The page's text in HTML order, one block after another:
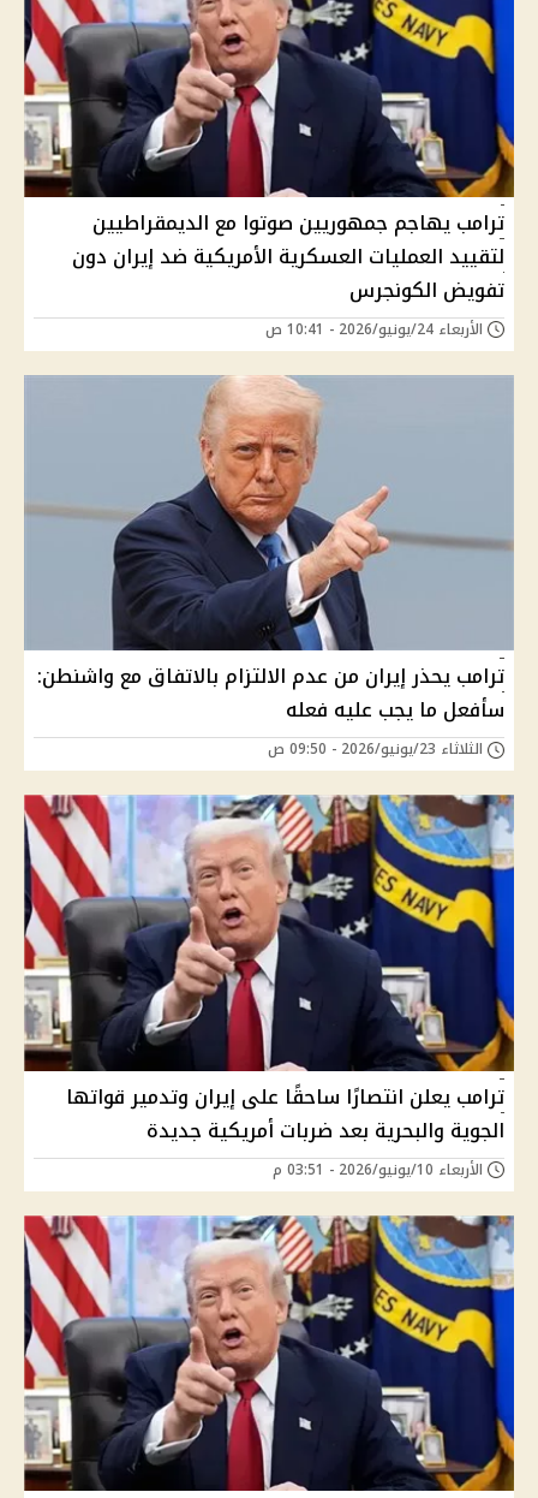
ترامب يهاجم جمهوريين صوتوا مع الديمقراطيين
لتقييد العمليات العسكرية الأمريكية ضد إيران دون
تفويض الكونجرس
الأربعاء 24/يونيو/2026 - 10:41 ص
ترامب يحذر إيران من عدم الالتزام بالاتفاق مع واشنطن:
سأفعل ما يجب عليه فعله
الثلاثاء 23/يونيو/2026 - 09:50 ص
ترامب يعلن انتصارًا ساحقًا على إيران وتدمير قواتها
الجوية والبحرية بعد ضربات أمريكية جديدة
الأربعاء 10/يونيو/2026 - 03:51 م